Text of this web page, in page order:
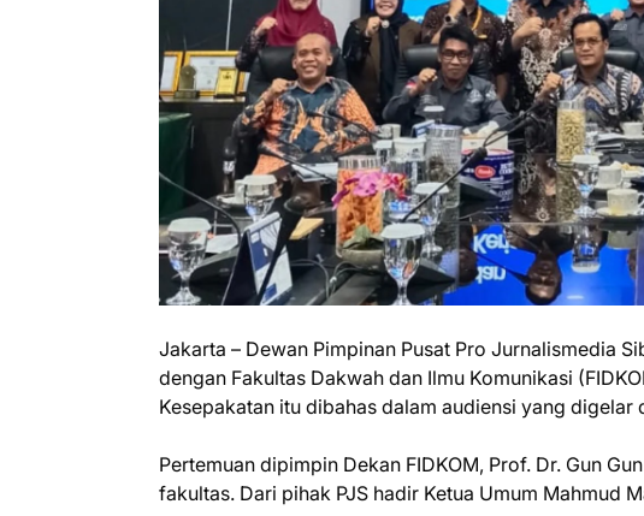
Jakarta – Dewan Pimpinan Pusat Pro Jurnalismedia
dengan Fakultas Dakwah dan Ilmu Komunikasi
Kesepakatan itu dibahas dalam audiensi yang
Pertemuan dipimpin Dekan FIDKOM, Prof. Dr. Gun
fakultas. Dari pihak PJS hadir Ketua Umum Mahmud